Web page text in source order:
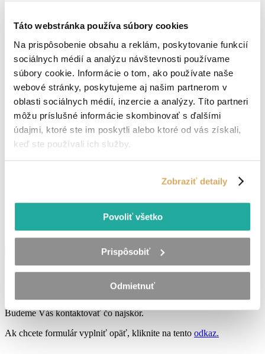
Táto webstránka používa súbory cookies
Na prispôsobenie obsahu a reklám, poskytovanie funkcií
sociálnych médií a analýzu návštevnosti používame
súbory cookie. Informácie o tom, ako používate naše
webové stránky, poskytujeme aj našim partnerom v
oblasti sociálnych médií, inzercie a analýzy. Títo partneri
môžu príslušné informácie skombinovať s ďalšími
údajmi, ktoré ste im poskytli alebo ktoré od vás získali,
keď ste používali ich služby.
Zobraziť detaily
Povoliť všetko
Prispôsobiť
Odmietnuť
Zadajte vaše telefónne čislo.
Váš e-mail
Zadajte vašu e-mailovú adresu.
Odkiaľ ste?
Zadajte miesto výkonu práce.
Chcem zadať presný čas kontaktovania
Preferovaný deň kontaktovania
Zadajte deň kontaktovania.
Preferovaný čas kontaktovania
(nepovinné)
Zadajte čas kontaktovania.
Z dôvodu skvalitňovania služieb je v momentálnej dobe zaslanie
Pokial životopis nemáte môžete vyplniť
Súhlasím sospracovaním os. údajov
Správa sa odosiela ...
Ďakujeme. Vyplnenie Vašich údajov evidujeme.
Budeme Vás kontaktovať čo najskôr.
Ak chcete formulár vyplniť opäť, kliknite na tento odkaz.